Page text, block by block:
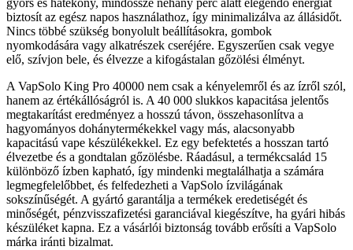
gyors és hatékony, mindössze néhány perc alatt elegendő energiát
biztosít az egész napos használathoz, így minimalizálva az állásidőt.
Nincs többé szükség bonyolult beállításokra, gombok
nyomkodására vagy alkatrészek cseréjére. Egyszerűen csak vegye
elő, szívjon bele, és élvezze a kifogástalan gőzölési élményt.
A VapSolo King Pro 40000 nem csak a kényelemről és az ízről szól,
hanem az értékállóságról is. A 40 000 slukkos kapacitása jelentős
megtakarítást eredményez a hosszú távon, összehasonlítva a
hagyományos dohánytermékekkel vagy más, alacsonyabb
kapacitású vape készülékekkel. Ez egy befektetés a hosszan tartó
élvezetbe és a gondtalan gőzölésbe. Ráadásul, a termékcsalád 15
különböző ízben kapható, így mindenki megtalálhatja a számára
legmegfelelőbbet, és felfedezheti a VapSolo ízvilágának
sokszínűségét. A gyártó garantálja a termékek eredetiségét és
minőségét, pénzvisszafizetési garanciával kiegészítve, ha gyári hibás
készüléket kapna. Ez a vásárlói biztonság tovább erősíti a VapSolo
márka iránti bizalmat.